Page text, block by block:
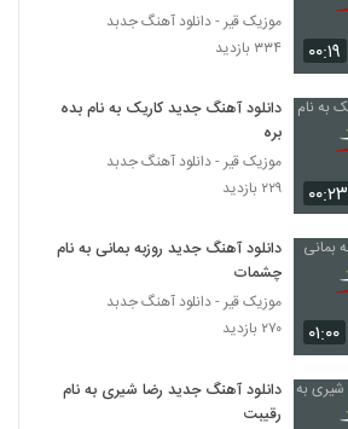
Shahrad Aramesh
۲۳۹ بازدید
Shahram Rajabi Borje Khali
۲۶۰ بازدید
دانلود آهنگ تنهام نذار از شهرام ستاری به
همراه متن ترانه
(Shahram Sharghi Ayande Che
Khaahad Shod)
۰۰:۱۹
موزیک قیر - دانلود آهنگ جدبد
۳۳۴ بازدید
۰۰:۲۳
دانلود آهنگ جدید کاریک به نام بده
بره
موزیک قیر - دانلود آهنگ جدبد
۲۲۹ بازدید
۰۱:۰۰
دانلود آهنگ جدید روزبه بمانی به نام
چشمات
موزیک قیر - دانلود آهنگ جدبد
۲۷۰ بازدید
دانلود آهنگ جدید رضا شیری به نام
رقیبت